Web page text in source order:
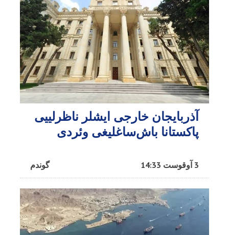
آذربایجان خارجی ایشلر ناظرلییی
پاکستانا باش‌ساغلیغی وئردی
گوندم 3 آوقوست 14:33